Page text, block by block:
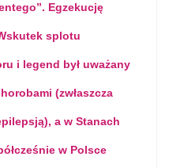
Egzekucję
splotu
i legend był uważany
(zwłaszcza
a w Stanach
w Polsce